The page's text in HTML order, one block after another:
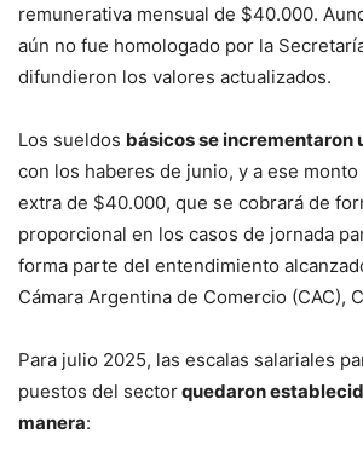
remunerativa mensual de $40.000.
aún no fue homologado por la
difundieron los valores actualizados.
Los sueldos básicos se incrementaron
con los haberes de junio, y a ese
extra de $40.000, que se cobrará de
proporcional en los casos de jornada
forma parte del entendimiento
Cámara Argentina de Comercio (CAC),
Para julio 2025, las escalas salariales
puestos del sectorquedaron
manera: